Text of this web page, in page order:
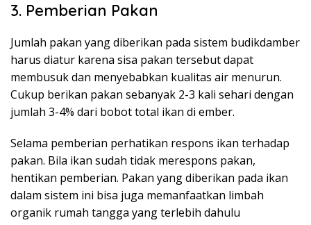
3. Pemberian Pakan
Jumlah pakan yang diberikan pada sistem budikdamber
harus diatur karena sisa pakan tersebut dapat
membusuk dan menyebabkan kualitas air menurun.
Cukup berikan pakan sebanyak 2-3 kali sehari dengan
jumlah 3-4% dari bobot total ikan di ember.
Selama pemberian perhatikan respons ikan terhadap
pakan. Bila ikan sudah tidak merespons pakan,
hentikan pemberian. Pakan yang diberikan pada ikan
dalam sistem ini bisa juga memanfaatkan limbah
organik rumah tangga yang terlebih dahulu